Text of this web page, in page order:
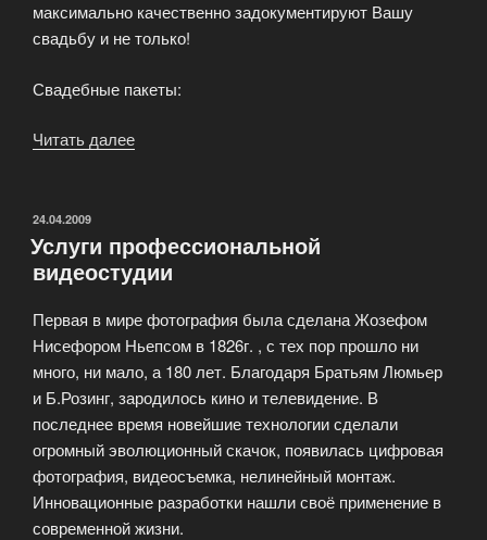
максимально качественно задокументируют Вашу
свадьбу и не только!
Свадебные пакеты:
Читать далее
ОПУБЛИКОВАНО
24.04.2009
Услуги профессиональной
видеостудии
Первая в мире фотография была сделана Жозефом
Нисефором Ньепсом в 1826г. , с тех пор прошло ни
много, ни мало, а 180 лет. Благодаря Братьям Люмьер
и Б.Розинг, зародилось кино и телевидение. В
последнее время новейшие технологии сделали
огромный эволюционный скачок, появилась цифровая
фотография, видеосъемка, нелинейный монтаж.
Инновационные разработки нашли своё применение в
современной жизни.